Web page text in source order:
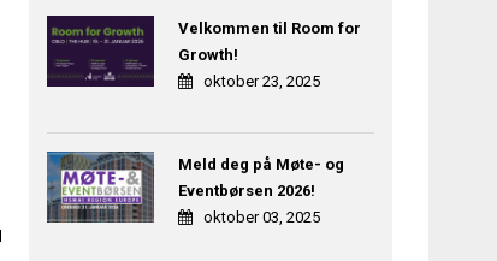
Velkommen til Room for
Growth!
oktober 23, 2025
Meld deg på Møte- og
Eventbørsen 2026!
oktober 03, 2025